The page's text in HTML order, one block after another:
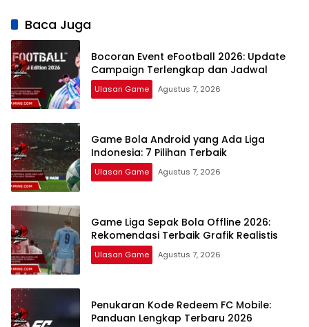
2026Baca Juga
Bocoran Event eFootball 2026: Update
Campaign Terlengkap dan Jadwal
Ulasan Game Agustus 7, 2026
Game Bola Android yang Ada Liga
Indonesia: 7 Pilihan Terbaik
Ulasan Game Agustus 7, 2026
Game Liga Sepak Bola Offline 2026:
Rekomendasi Terbaik Grafik Realistis
Ulasan Game Agustus 7, 2026
Penukaran Kode Redeem FC Mobile:
Panduan Lengkap Terbaru 2026